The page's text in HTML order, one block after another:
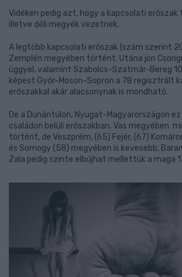
Vidéken pedig azt, hogy a kapcsolati erőszak
illetve déli megyék vezetnek.
A legtöbb kapcsolati erőszak (szám szerint
Zemplén megyében történt. Utána jön
üggyel, valamint Szabolcs-Szatmár-Bereg
képest Győr-Moson-Sopron a 78 regisztrált
erőszakkal akár alacsonynak is mondható.
De a Dunántúlon, Nyugat-Magyarországon
családon belüli erőszakban. Vas megyében
történt, de Veszprém, (65) Fejér, (67)
és Somogy (58) megyében is kevesebb,
Zala pedig szinte elbújhat mellettük a maga